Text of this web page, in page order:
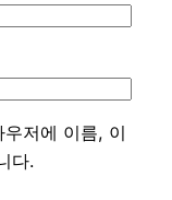
저에 이름, 이
다.